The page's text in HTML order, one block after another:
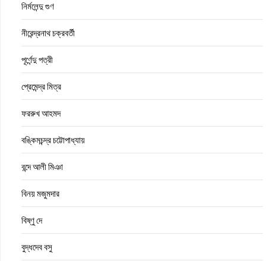
নির্মলেন্দু গুণ
নীরেন্দ্রনাথ চক্রবর্তী
পূর্ণেন্দু পত্রী
প্রেমেন্দ্র মিত্র
ফররুখ আহমদ
বঙ্কিমচন্দ্র চট্টোপাধ্যায়
বন্দে আলী মিঞা
বিনয় মজুমদার
বিষ্ণু দে
বুদ্ধদেব বসু